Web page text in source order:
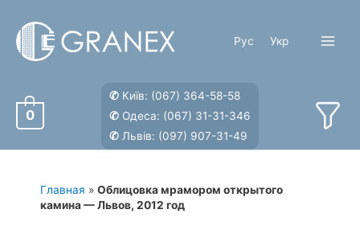
содержимому
Рус Укр
0
✆ Київ: (067) 364-58-58
✆ Одеса: (067) 31-31-346
✆ Львів: (097) 907-31-49
Главная » Облицовка мрамором открытого
камина — Львов, 2012 год